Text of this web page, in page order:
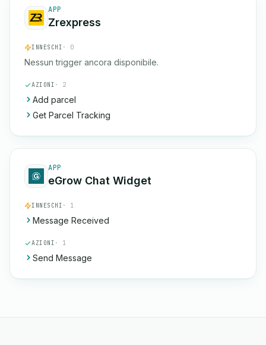
APP
Zrexpress
INNESCHI · 0
Nessun trigger ancora disponibile.
AZIONI · 2
Add parcel
Get Parcel Tracking
APP
eGrow Chat Widget
INNESCHI · 1
Message Received
AZIONI · 1
Send Message